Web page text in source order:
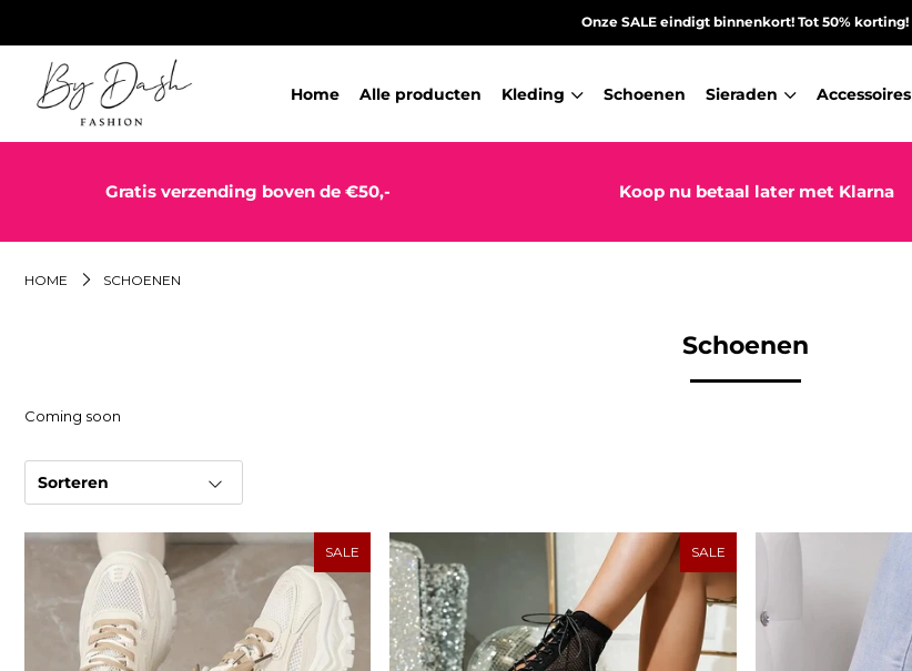
Onze SALE eindigt binnenkort! Tot 50% korting!
Home Alle producten Kleding Schoenen Sieraden Accessoires
Gratis verzending boven de €50,- Koop nu betaal later met Klarna
HOME SCHOENEN
Schoenen
Coming soon
Sorteren
SALE SALE